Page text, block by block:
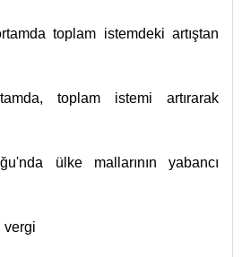
toplam istemdeki artıştan
toplam istemi artırarak
ülke mallarının yabancı
vergi